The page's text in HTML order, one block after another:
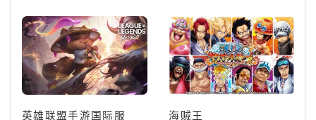
英雄联盟手游国际服 海贼王